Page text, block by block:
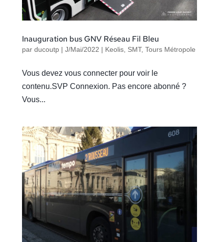
Inauguration bus GNV Réseau Fil Bleu
par ducoutp| J/Mai/2022 | Keolis, SMT, Tours Métropole
Vous devez vous connecter pour voir le
contenu.SVP Connexion. Pas encore abonné ?
Vous...